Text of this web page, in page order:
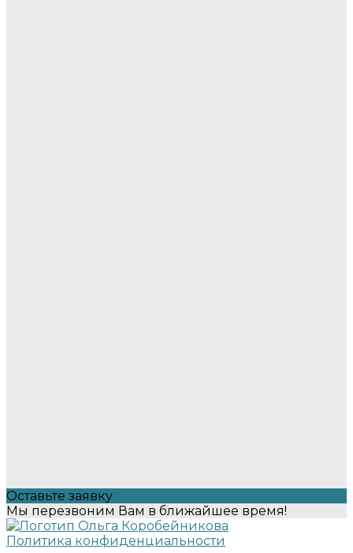
Оставьте заявку
Мы перезвоним Вам в ближайшее время!
Политика конфиденциальности